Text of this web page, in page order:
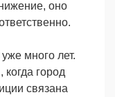
оно
много лет.
город
связана